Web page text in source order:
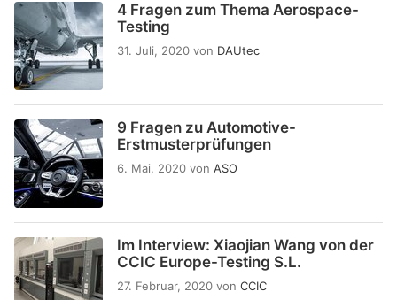
4 Fragen zum Thema Aerospace-
Testing
31. Juli, 2020 von DAUtec
9 Fragen zu Automotive-
Erstmusterprüfungen
6. Mai, 2020 von ASO
Im Interview: Xiaojian Wang von der
CCIC Europe-Testing S.L.
27. Februar, 2020 von CCIC